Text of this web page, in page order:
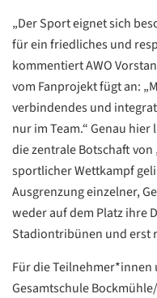
„Der Sport eignet sich
für ein friedliches und
kommentiert AWO
vom Fanprojekt fügt an:
verbindendes und
nur im Team.“ Genau
die zentrale Botschaft von
sportlicher Wettkampf
Ausgrenzung einzelner,
weder auf dem Platz ihre
Stadiontribünen und erst
Für die
Gesamtschule